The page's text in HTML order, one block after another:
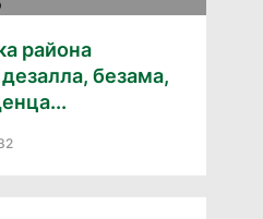
района
безама,